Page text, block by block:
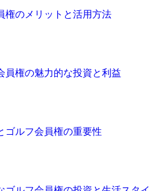
権のメリットと活用方法
員権の魅力的な投資と利益
ゴルフ会員権の重要性